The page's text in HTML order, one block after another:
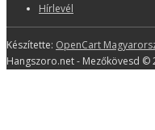
Hírlevél
Készítette: OpenCart
Hangszoro.net - Mezőkövesd ©